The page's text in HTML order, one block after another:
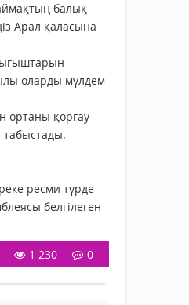
балық
Арал қаласына
оларды мүлдем
ортаны қорғау
табыстады.
ресми түрде
белгілеген
1 230 0